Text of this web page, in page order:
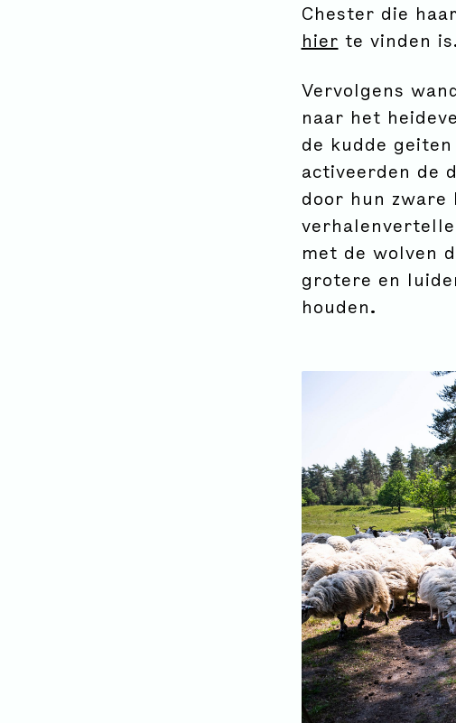
Chester die
hier te vinden
Vervolgens
naar het
de kudde
activeerden de
door hun
met de wolven
grotere en
houden.